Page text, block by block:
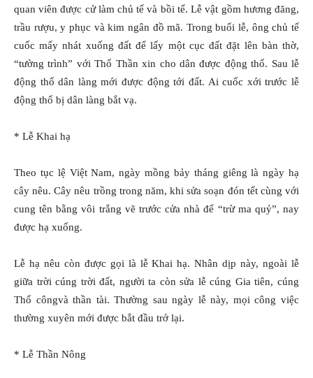
quan viên được cử làm chủ tế và bồi tế. Lễ vật gồm hương đăng,
trầu rượu, y phục và kim ngân đồ mã. Trong buổi lễ, ông chủ tế
cuốc mấy nhát xuống đất để lấy một cục đất đặt lên bàn thờ,
“tường trình” với Thổ Thần xin cho dân được động thổ. Sau lễ
động thổ dân làng mới được động tới đất. Ai cuốc xới trước lễ
động thổ bị dân làng bắt vạ.
* Lễ Khai hạ
Theo tục lệ Việt Nam, ngày mồng bảy tháng giêng là ngày hạ
cây nêu. Cây nêu trồng trong năm, khi sửa soạn đón tết cùng với
cung tên bằng vôi trắng vẽ trước cửa nhà để “trừ ma quỷ”, nay
được hạ xuống.
Lễ hạ nêu còn được gọi là lễ Khai hạ. Nhân dịp này, ngoài lễ
giữa trời cúng trời đất, người ta còn sửa lễ cúng Gia tiên, cúng
Thổ côngvà thần tài. Thường sau ngày lễ này, mọi công việc
thường xuyên mới được bắt đầu trở lại.
* Lễ Thần Nông